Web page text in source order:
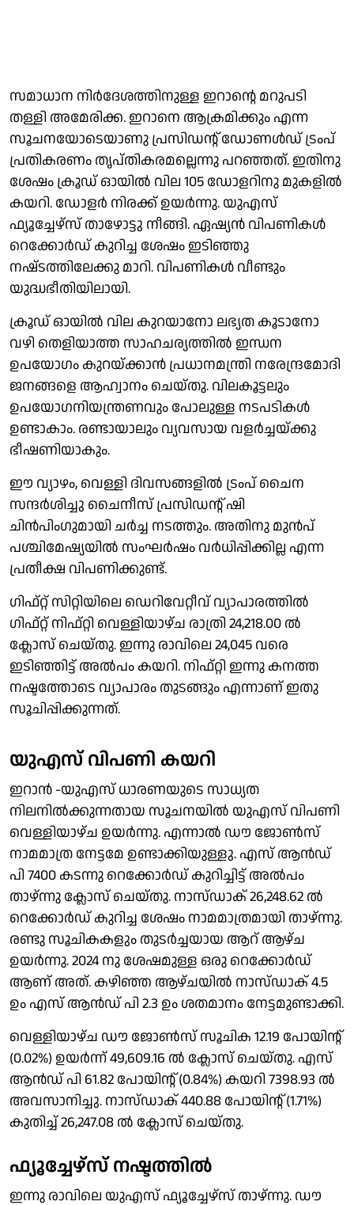
സമാധാന നിർദേശത്തിനുള്ള ഇറാൻ്റെ മറുപടി
തള്ളി അമേരിക്ക. ഇറാനെ ആക്രമിക്കും എന്ന
സൂചനയോടെയാണു പ്രസിഡൻ്റ് ഡോണൾഡ് ട്രംപ്
പ്രതികരണം തൃപ്തികരമല്ലെന്നു പറഞ്ഞത്. ഇതിനു
ശേഷം ക്രൂഡ് ഓയിൽ വില 105 ഡോളറിനു മുകളിൽ
കയറി. ഡോളർ നിരക്ക് ഉയർന്നു. യുഎസ്
ഫ്യൂച്ചേഴ്സ് താഴോട്ടു നീങ്ങി. ഏഷ്യൻ വിപണികൾ
റെക്കോർഡ് കുറിച്ച ശേഷം ഇടിഞ്ഞു
നഷ്‌ടത്തിലേക്കു മാറി. വിപണികൾ വീണ്ടും
യുദ്ധഭീതിയിലായി.
ക്രൂഡ് ഓയിൽ വില കുറയാനോ ലഭ്യത കൂടാനോ
വഴി തെളിയാത്ത സാഹചര്യത്തിൽ ഇന്ധന
ഉപയോഗം കുറയ്ക്കാൻ പ്രധാനമന്ത്രി നരേന്ദ്രമോദി
ജനങ്ങളെ ആഹ്വാനം ചെയ്തു. വിലകൂട്ടലും
ഉപയോഗനിയന്ത്രണവും പോലുള്ള നടപടികൾ
ഉണ്ടാകാം. രണ്ടായാലും വ്യവസായ വളർച്ചയ്ക്കു
ഭീഷണിയാകും.
ഈ വ്യാഴം, വെള്ളി ദിവസങ്ങളിൽ ട്രംപ് ചൈന
സന്ദർശിച്ചു ചൈനീസ് പ്രസിഡൻ്റ് ഷി
ചിൻപിംഗുമായി ചർച്ച നടത്തും. അതിനു മുൻപ്
പശ്ചിമേഷ്യയിൽ സംഘർഷം വർധിപ്പിക്കില്ല എന്ന
പ്രതീക്ഷ വിപണിക്കുണ്ട്.
ഗിഫ്റ്റ് സിറ്റിയിലെ ഡെറിവേറ്റീവ് വ്യാപാരത്തിൽ
ഗിഫ്റ്റ് നിഫ്റ്റി വെള്ളിയാഴ്ച രാത്രി 24,218.00 ൽ
ക്ലോസ് ചെയ്തു. ഇന്നു രാവിലെ 24,045 വരെ
ഇടിഞ്ഞിട്ട് അൽപം കയറി. നിഫ്റ്റി ഇന്നു കനത്ത
നഷ്ടത്തോടെ വ്യാപാരം തുടങ്ങും എന്നാണ് ഇതു
സൂചിപ്പിക്കുന്നത്.
യുഎസ് വിപണി കയറി
ഇറാൻ -യുഎസ് ധാരണയുടെ സാധ്യത
നിലനിൽക്കുന്നതായ സൂചനയിൽ യുഎസ് വിപണി
വെള്ളിയാഴ്ച ഉയർന്നു. എന്നാൽ ഡൗ ജോൺസ്
നാമമാത്ര നേട്ടമേ ഉണ്ടാക്കിയുള്ളു. എസ് ആൻഡ്
പി 7400 കടന്നു റെക്കോർഡ് കുറിച്ചിട്ട് അൽപം
താഴ്ന്നു ക്ലോസ് ചെയ്തു. നാസ്ഡാക് 26,248.62 ൽ
റെക്കോർഡ് കുറിച്ച ശേഷം നാമമാത്രമായി താഴ്ന്നു.
രണ്ടു സൂചികകളും തുടർച്ചയായ ആറ് ആഴ്ച
ഉയർന്നു. 2024 നു ശേഷമുള്ള ഒരു റെക്കോർഡ്
ആണ് അത്. കഴിഞ്ഞ ആഴ്ചയിൽ നാസ്ഡാക് 4.5
ഉം എസ് ആൻഡ് പി 2.3 ഉം ശതമാനം നേട്ടമുണ്ടാക്കി.
വെള്ളിയാഴ്ച ഡൗ ജോൺസ് സൂചിക 12.19 പോയിൻ്റ്
(0.02%) ഉയർന്ന് 49,609.16 ൽ ക്ലോസ് ചെയ്തു. എസ്
ആൻഡ് പി 61.82 പോയിൻ്റ് (0.84%) കയറി 7398.93 ൽ
അവസാനിച്ചു. നാസ്ഡാക് 440.88 പോയിൻ്റ് (1.71%)
കുതിച്ച് 26,247.08 ൽ ക്ലോസ് ചെയ്തു.
ഫ്യൂച്ചേഴ്സ് നഷ്ടത്തിൽ
ഇന്നു രാവിലെ യുഎസ് ഫ്യൂച്ചേഴ്സ് താഴ്ന്നു. ഡൗ